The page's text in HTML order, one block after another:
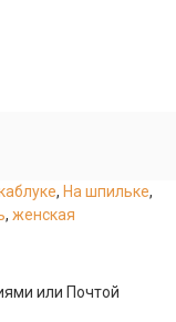
, На шпильке,
, женская
или Почтой